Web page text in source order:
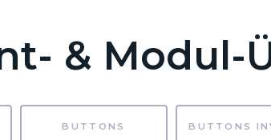
& Modul-
BUTTONS